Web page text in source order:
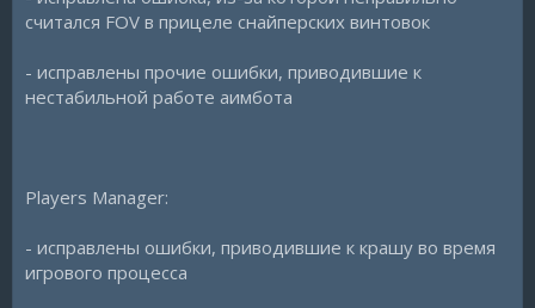
считался FOV в прицеле снайперских винтовок
- исправлены прочие ошибки, приводившие к
нестабильной работе аимбота
Players Manager:
- исправлены ошибки, приводившие к крашу во время
игрового процесса